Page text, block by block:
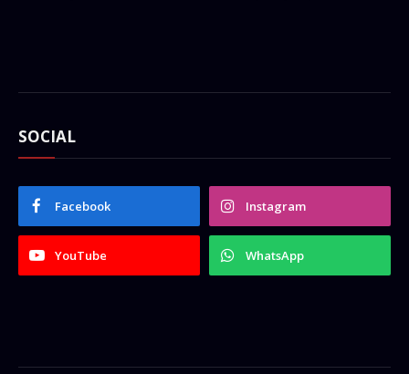
SOCIAL
Facebook Instagram
YouTube WhatsApp